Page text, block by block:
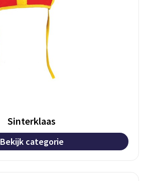
Sinterklaas
Bekijk categorie